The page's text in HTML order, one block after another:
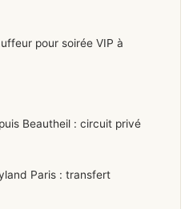
pour soirée VIP à
Beautheil : circuit privé
Paris : transfert